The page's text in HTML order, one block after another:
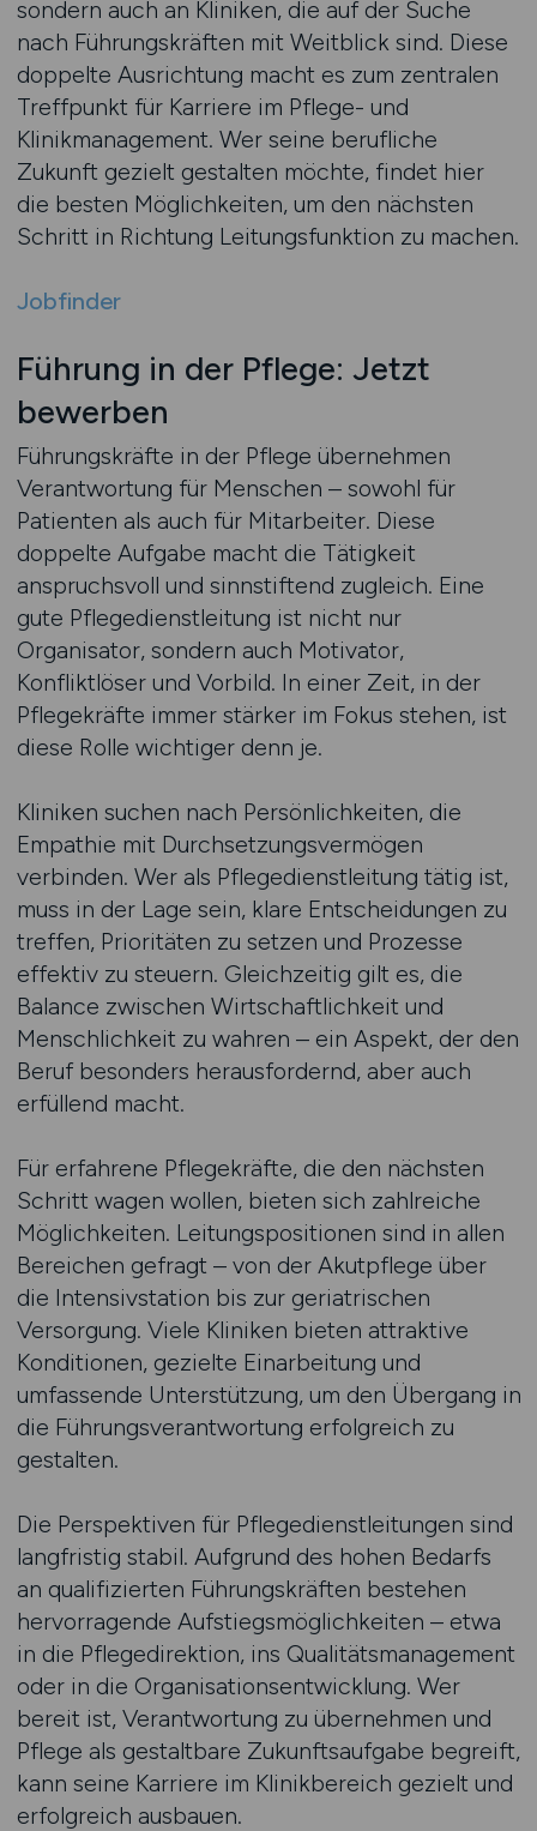
sondern auch an Kliniken, die auf der Suche
nach Führungskräften mit Weitblick sind. Diese
doppelte Ausrichtung macht es zum zentralen
Treffpunkt für Karriere im Pflege- und
Klinikmanagement. Wer seine berufliche
Zukunft gezielt gestalten möchte, findet hier
die besten Möglichkeiten, um den nächsten
Schritt in Richtung Leitungsfunktion zu machen.
Jobfinder
Führung in der Pflege: Jetzt
bewerben
Führungskräfte in der Pflege übernehmen
Verantwortung für Menschen – sowohl für
Patienten als auch für Mitarbeiter. Diese
doppelte Aufgabe macht die Tätigkeit
anspruchsvoll und sinnstiftend zugleich. Eine
gute Pflegedienstleitung ist nicht nur
Organisator, sondern auch Motivator,
Konfliktlöser und Vorbild. In einer Zeit, in der
Pflegekräfte immer stärker im Fokus stehen, ist
diese Rolle wichtiger denn je.
Kliniken suchen nach Persönlichkeiten, die
Empathie mit Durchsetzungsvermögen
verbinden. Wer als Pflegedienstleitung tätig ist,
muss in der Lage sein, klare Entscheidungen zu
treffen, Prioritäten zu setzen und Prozesse
effektiv zu steuern. Gleichzeitig gilt es, die
Balance zwischen Wirtschaftlichkeit und
Menschlichkeit zu wahren – ein Aspekt, der den
Beruf besonders herausfordernd, aber auch
erfüllend macht.
Für erfahrene Pflegekräfte, die den nächsten
Schritt wagen wollen, bieten sich zahlreiche
Möglichkeiten. Leitungspositionen sind in allen
Bereichen gefragt – von der Akutpflege über
die Intensivstation bis zur geriatrischen
Versorgung. Viele Kliniken bieten attraktive
Konditionen, gezielte Einarbeitung und
umfassende Unterstützung, um den Übergang in
die Führungsverantwortung erfolgreich zu
gestalten.
Die Perspektiven für Pflegedienstleitungen sind
langfristig stabil. Aufgrund des hohen Bedarfs
an qualifizierten Führungskräften bestehen
hervorragende Aufstiegsmöglichkeiten – etwa
in die Pflegedirektion, ins Qualitätsmanagement
oder in die Organisationsentwicklung. Wer
bereit ist, Verantwortung zu übernehmen und
Pflege als gestaltbare Zukunftsaufgabe begreift,
kann seine Karriere im Klinikbereich gezielt und
erfolgreich ausbauen.